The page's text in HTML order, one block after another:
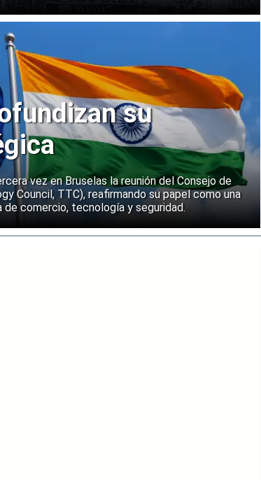
su
vez en Bruselas la reunión del Consejo de
Council, TTC), reafirmando su papel como una
comercio, tecnología y seguridad.